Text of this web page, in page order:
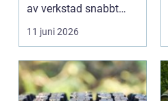
av verkstad snabbt
avgörande. En MC-v...
11 juni 2026